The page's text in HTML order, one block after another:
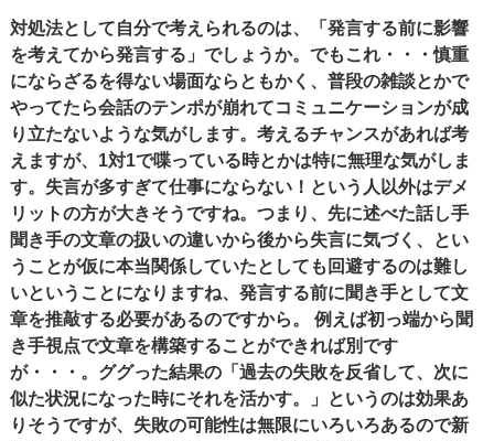
対処法として自分で考えられるのは、「発言する前に影響
を考えてから発言する」でしょうか。でもこれ・・・慎重
にならざるを得ない場面ならともかく、普段の雑談とかで
やってたら会話のテンポが崩れてコミュニケーションが成
り立たないような気がします。考えるチャンスがあれば考
えますが、1対1で喋っている時とかは特に無理な気がしま
す。失言が多すぎて仕事にならない！という人以外はデメ
リットの方が大きそうですね。つまり、先に述べた話し手
聞き手の文章の扱いの違いから後から失言に気づく、とい
うことが仮に本当関係していたとしても回避するのは難し
いということになりますね、発言する前に聞き手として文
章を推敲する必要があるのですから。 例えば初っ端から聞
き手視点で文章を構築することができれば別です
が・・・。ググった結果の「過去の失敗を反省して、次に
似た状況になった時にそれを活かす。」というのは効果あ
りそうですが、失敗の可能性は無限にいろいろあるので新